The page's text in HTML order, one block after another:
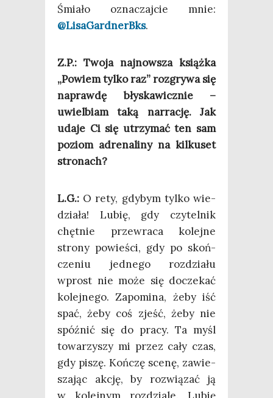
Śmia­ło ozna­czaj­cie mnie:
@LisaGardnerBks.
Z.P.: Two­ja naj­now­sza książ­ka
„Powiem tyl­ko raz” roz­gry­wa się
napraw­dę bły­ska­wicz­nie –
uwiel­biam taką nar­ra­cję. Jak
uda­je Ci się utrzy­mać ten sam
poziom adre­na­li­ny na kil­ku­set
stronach?
L.G.: O rety, gdy­bym tyl­ko wie­
dzia­ła! Lubię, gdy czy­tel­nik
chęt­nie prze­wra­ca kolej­ne
stro­ny powie­ści, gdy po skoń­
cze­niu jed­ne­go roz­dzia­łu
wprost nie może się docze­kać
kolej­ne­go. Zapo­mi­na, żeby iść
spać, żeby coś zjeść, żeby nie
spóź­nić się do pra­cy. Ta myśl
towa­rzy­szy mi przez cały czas,
gdy piszę. Koń­czę sce­nę, zawie­
sza­jąc akcję, by roz­wią­zać ją